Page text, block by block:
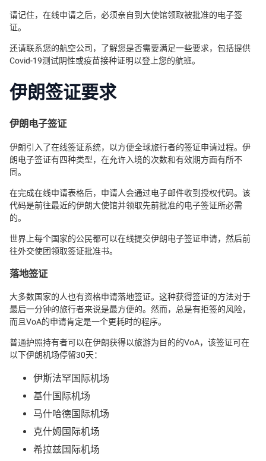
请记住，在线申请之后，必须亲自到大使馆领取被批准的电子签
证。
还请联系您的航空公司，了解您是否需要满足一些要求，包括提供
Covid-19测试阴性或疫苗接种证明以登上您的航班。
伊朗签证要求
伊朗电子签证
伊朗引入了在线签证系统，以方便全球旅行者的签证申请过程。伊
朗电子签证有四种类型，在允许入境的次数和有效期方面有所不
同。
在完成在线申请表格后，申请人会通过电子邮件收到授权代码。该
代码是前往最近的伊朗大使馆并领取先前批准的电子签证所必需
的。
世界上每个国家的公民都可以在线提交伊朗电子签证申请，然后前
往外交使团领取签证批准书。
落地签证
大多数国家的人也有资格申请落地签证。这种获得签证的方法对于
最后一分钟的旅行者来说是最方便的。然而，总是有拒签的风险，
而且VoA的申请肯定是一个更耗时的程序。
普通护照持有者可以在伊朗获得以旅游为目的的VoA，该签证可在
以下伊朗机场停留30天：
伊斯法罕国际机场
基什国际机场
马什哈德国际机场
克什姆国际机场
希拉兹国际机场